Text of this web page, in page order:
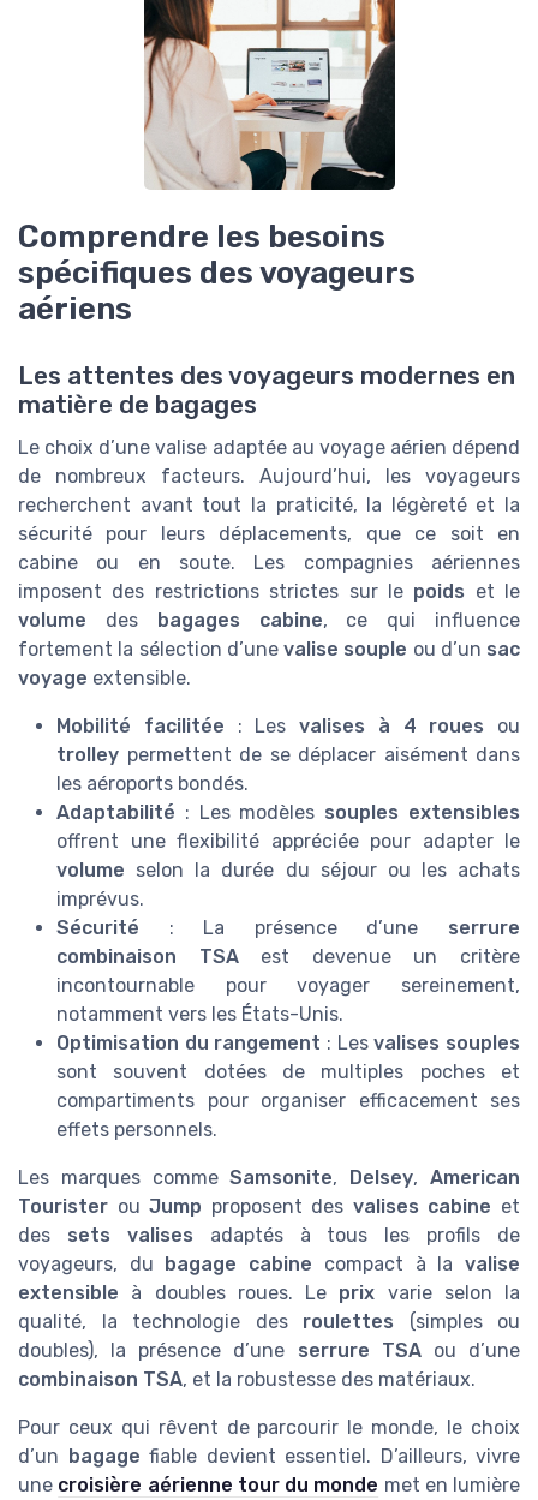
Comprendre les besoins
spécifiques des voyageurs
aériens
Les attentes des voyageurs modernes en
matière de bagages
Le choix d’une valise adaptée au voyage aérien dépend
de nombreux facteurs. Aujourd’hui, les voyageurs
recherchent avant tout la praticité, la légèreté et la
sécurité pour leurs déplacements, que ce soit en
cabine ou en soute. Les compagnies aériennes
imposent des restrictions strictes sur le poids et le
volume des bagages cabine, ce qui influence
fortement la sélection d’une valise souple ou d’un sac
voyage extensible.
Mobilité facilitée : Les valises à 4 roues ou
trolley permettent de se déplacer aisément dans
les aéroports bondés.
Adaptabilité : Les modèles souples extensibles
offrent une flexibilité appréciée pour adapter le
volume selon la durée du séjour ou les achats
imprévus.
Sécurité : La présence d’une serrure
combinaison TSAest devenue un critère
incontournable pour voyager sereinement,
notamment vers les États-Unis.
Optimisation du rangement : Lesvalises souples
sont souvent dotées de multiples poches et
compartiments pour organiser efficacement ses
effets personnels.
Les marques commeSamsonite, Delsey,American
Tourister ouJump proposent des valises cabine et
des sets valises adaptés à tous les profils de
voyageurs, du bagage cabine compact à lavalise
extensible à doubles roues. Le prix varie selon la
qualité, la technologie des roulettes (simples ou
doubles), la présence d’une serrure TSAou d’une
combinaison TSA, et la robustesse des matériaux.
Pour ceux qui rêvent de parcourir le monde, le choix
d’un bagage fiable devient essentiel. D’ailleurs, vivre
une croisière aérienne tour du monde met en lumière